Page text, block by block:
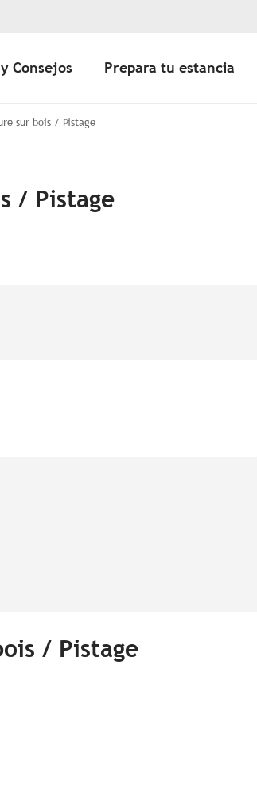
Consejos Prepara tu estancia
sur bois / Pistage
/ Pistage
/ Pistage